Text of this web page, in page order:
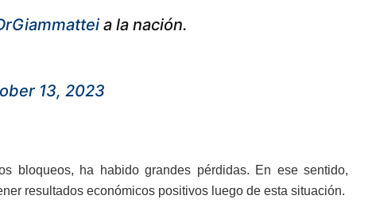
a la nación.
13, 2023
bloqueos, ha habido grandes pérdidas. En ese sentido,
resultados económicos positivos luego de esta situación.